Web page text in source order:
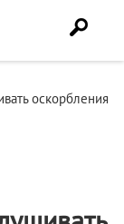
оскорбления